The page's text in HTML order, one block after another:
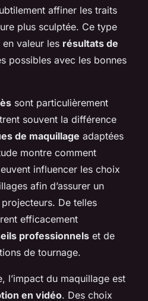
affiner les traits
plus sculptée. Ce type
valeur les résultats de
possibles avec les bonnes
sont particulièrement
souvent la différence
de maquillage adaptées
montre comment
influencer les choix
afin d’assurer un
De telles
efficacement
professionnels et de
de tournage.
l’impact du maquillage est
en vidéo. Des choix